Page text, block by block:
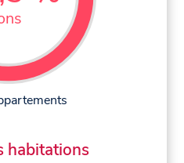
habitations